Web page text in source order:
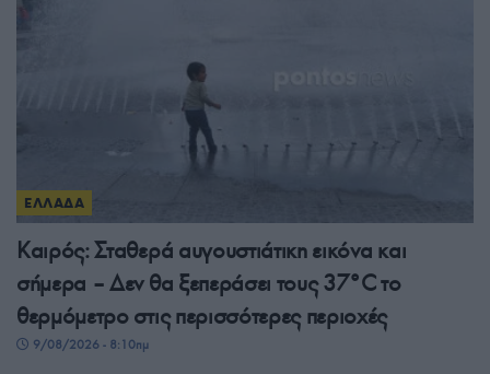
ΕΛΛΑΔΑ
Καιρός: Σταθερά αυγουστιάτικη εικόνα και
σήμερα – Δεν θα ξεπεράσει τους 37°C το
θερμόμετρο στις περισσότερες περιοχές
9/08/2026 - 8:10πμ